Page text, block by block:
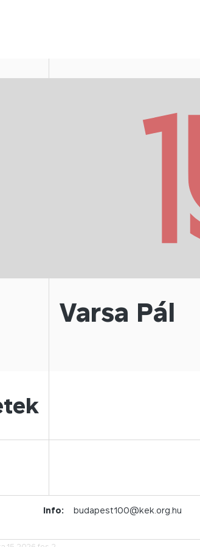
Varsa Pál
Info: budapest100@kek.org.hu